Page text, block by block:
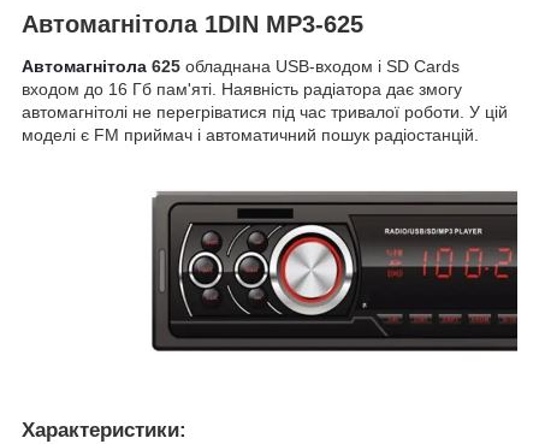
Автомагнітола 1DIN MP3-625
Автомагнітола 625 обладнана USB-входом і SD Cards
входом до 16 Гб пам'яті. Наявність радіатора дає змогу
автомагнітолі не перегріватися під час тривалої роботи. У цій
моделі є FM приймач і автоматичний пошук радіостанцій.
Характеристики: